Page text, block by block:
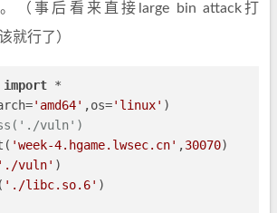
（事后看来直接large bin attack打
就行了）
import *
'amd64' ,os='linux' )
vuln')
'week-4.hgame.lwsec.cn' ,30070)
'./vuln' )
'./libc.so.6' )